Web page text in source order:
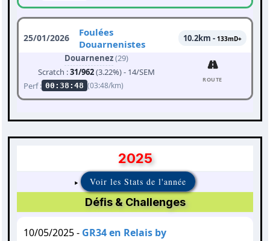
25/01/2026
Foulées
Douarnenistes
10.2km - 133mD+
Douarnenez(29)
Scratch :31/962(3.22%) - 14/SEM
Perf : 00:38:48 (03:48/km)
ROUTE
2025
Voir les Stats de l'année
Défis & Challenges
10/05/2025 - GR34 en Relais by